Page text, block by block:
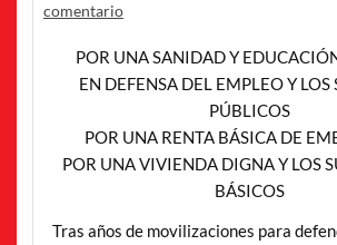
comentario
POR UNA SANIDAD Y
EN DEFENSA DEL EMPLEO Y LOS
PÚBLICOS
POR UNA RENTA BÁSICA DE
POR UNA VIVIENDA DIGNA Y LOS
BÁSICOS
Tras años de movilizaciones para